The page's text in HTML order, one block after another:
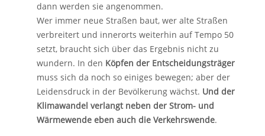
dann werden sie angenommen.
Wer immer neue Straßen baut, wer alte Straßen
verbreitert und innerorts weiterhin auf Tempo 50
setzt, braucht sich über das Ergebnis nicht zu
wundern. In den Köpfen der Entscheidungsträger
muss sich da noch so einiges bewegen; aber der
Leidensdruck in der Bevölkerung wächst. Und der
Klimawandel verlangt neben der Strom- und
Wärmewende eben auch die Verkehrswende.